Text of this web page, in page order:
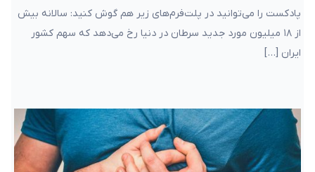
پادکست را می‌توانید در پلت‌فرم‌های زیر هم گوش کنید: سالانه بیش
از ۱۸ میلیون مورد جدید سرطان در دنیا رخ می‌دهد که سهم کشور
ایران […]